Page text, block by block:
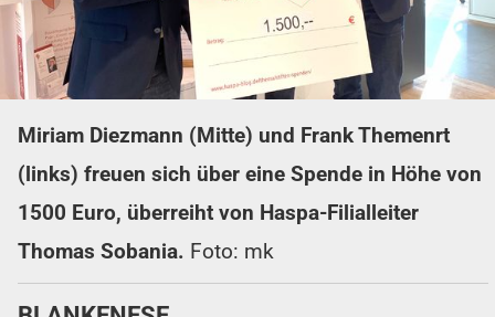
Miriam Diezmann (Mitte) und Frank Themenrt
(links) freuen sich über eine Spende in Höhe von
1500 Euro, überreiht von Haspa-Filialleiter
Thomas Sobania. Foto: mk